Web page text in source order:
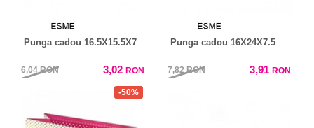
Punga cadou 16.5X15.5X7
6,04RON 3,02 RON
Punga cadou 16X24X7.5
7,82RON 3,91 RON
-50%